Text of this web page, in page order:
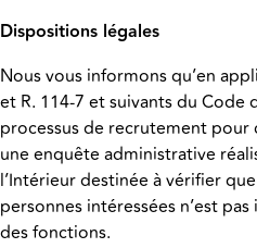
Dispositions légales
Nous vous informons qu’en
et R. 114-7 et suivants du Code
processus de recrutement
une enquête administrative
l’Intérieur destinée à vérifier
personnes intéressées n’est
des fonctions.